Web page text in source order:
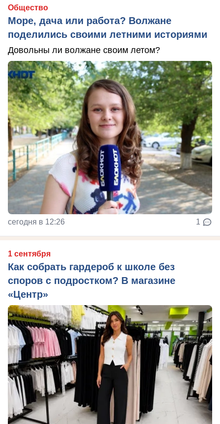
Общество
Море, дача или работа? Волжане
поделились своими летними историями
Довольны ли волжане своим летом?
сегодня в 12:26 1
1 сентября
Как собрать гардероб к школе без
споров с подростком? В магазине
«Центр»